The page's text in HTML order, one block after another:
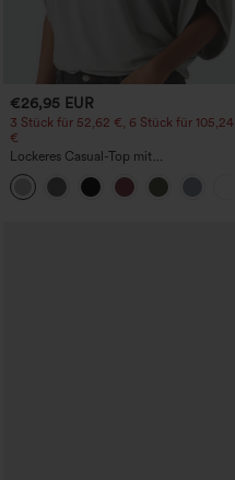
€26,95 EUR
3 Stück für 52,62 €, 6 Stück für 105,24
€
Lockeres Casual-Top mit
Rundhalsausschnitt und
Fledermausärmeln